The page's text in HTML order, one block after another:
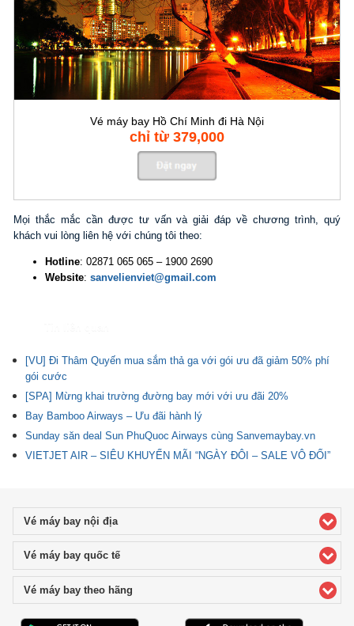
Vé máy bay Hồ Chí Minh đi Hà Nội
chỉ từ 379,000
Mọi thắc mắc cần được tư vấn và giải đáp về chương trình, quý
khách vui lòng liên hệ với chúng tôi theo:
Hotline: 02871 065 065 – 1900 2690
Website:sanvelienviet@gmail.com
[VU] Đi Thâm Quyến mua sắm thả ga với gói ưu đã giảm 50% phí
gói cước
[SPA] Mừng khai trường đường bay mới với ưu đãi 20%
Bay Bamboo Airways – Ưu đãi hành lý
Sunday săn deal Sun PhuQuoc Airways cùng Sanvemaybay.vn
VIETJET AIR – SIÊU KHUYẾN MÃI “NGÀY ĐÔI – SALE VÔ ĐỐI”
Vé máy bay nội địaclick to expand contents
Vé máy bay quốc tếclick to expand contents
Vé máy bay theo hãng